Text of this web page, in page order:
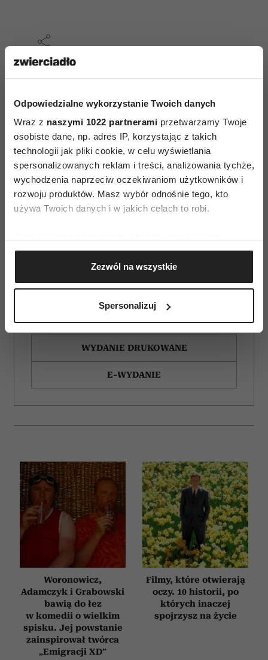
Odpowiedzialne wykorzystanie Twoich danych
Wraz z naszymi 1022 partnerami przetwarzamy Twoje
osobiste dane, np. adres IP, korzystając z takich
technologii jak pliki cookie, w celu wyświetlania
spersonalizowanych reklam i treści, analizowania tychże,
wychodzenia naprzeciw oczekiwaniom użytkowników i
rozwoju produktów. Masz wybór odnośnie tego, kto
używa Twoich danych i w jakich celach to robi.
Gromadzić dane dotyczące Twojej lokalizacji
geograficznej z dokładnością nawet do kilku metrów
Identyfikować Twoje urządzenie, aktywnie
(fingerprinting, czyli wirtualny odcisk palca)
dane są przetwarzane oraz ustaw własne preferencje w
zmienić lub wycofać swoją zgodę w dowolnej chwili.
analizować ruch w naszej witrynie. Informacje o tym, jak
Partnerzy mogą połączyć te informacje z innymi danymi
otrzymanymi od Ciebie lub uzyskanymi podczas
korzystania z ich usług.
Zezwól na wszystkie
Spersonalizuj
ZAMÓW
WYDANIE DRUKOWANE
E-WYDANIE
Woronowicz,
Adamczyk i Grabowski
bawią do łez
w komedii o wielkim
spisku. Jej powstanie
zainspirował twórca
„Emigracji XD”
Filmy, które otwierają
oczy. 10 historii, po
których inaczej
spojrzysz na życie